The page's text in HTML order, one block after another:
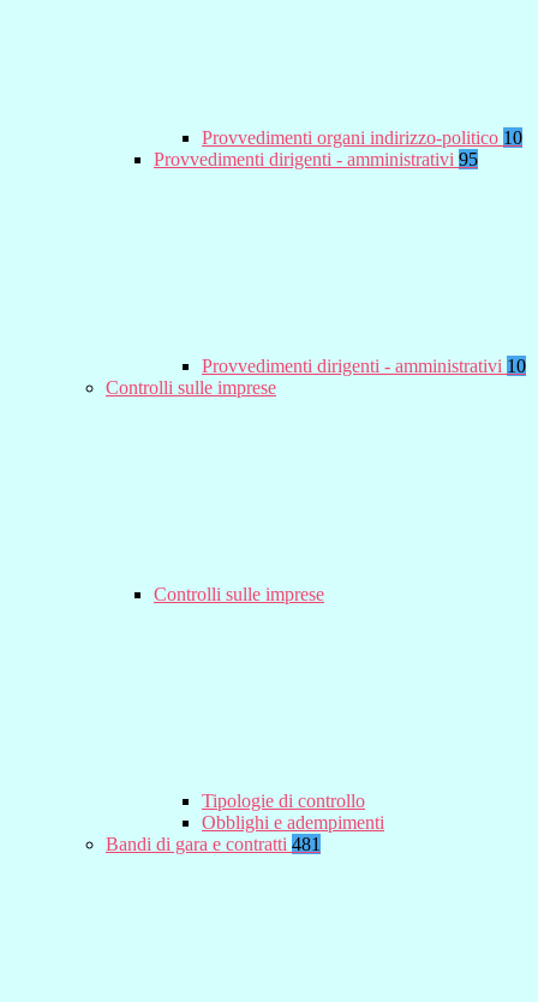
Provvedimenti organi indirizzo-politico 10
Provvedimenti dirigenti - amministrativi 95
Provvedimenti dirigenti - amministrativi 10
Controlli sulle imprese
Controlli sulle imprese
Tipologie di controllo
Obblighi e adempimenti
Bandi di gara e contratti 481